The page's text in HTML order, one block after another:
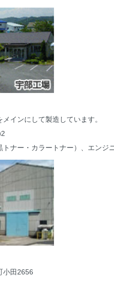
インにして製造しています。
ナー・カラートナー）、エンジ
小田2656